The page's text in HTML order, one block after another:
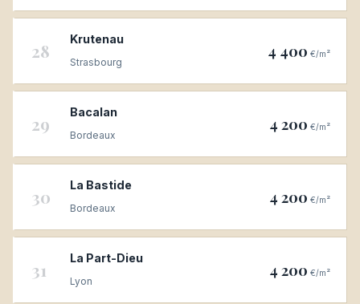
28
Krutenau
Strasbourg
4 400 €/m²
29
Bacalan
Bordeaux
4 200 €/m²
30
La Bastide
Bordeaux
4 200 €/m²
31
La Part-Dieu
Lyon
4 200 €/m²